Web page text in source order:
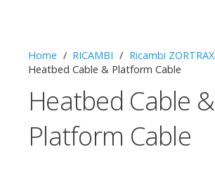
Home / RICAMBI / Ricambi ZORTRAX
Heatbed Cable & Platform Cable
Heatbed Cable &
Platform Cable